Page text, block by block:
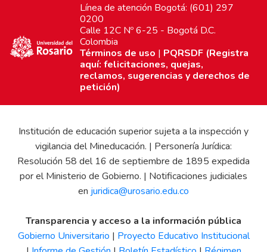
Línea de atención Bogotá: (601) 297
0200
Calle 12C Nº 6-25 - Bogotá D.C.
Colombia
Términos de uso | PQRSDF (Registra
aquí: felicitaciones, quejas,
reclamos, sugerencias y derechos de
petición)
Institución de educación superior sujeta a la inspección y
vigilancia del Mineducación. | Personería Jurídica:
Resolución 58 del 16 de septiembre de 1895 expedida
por el Ministerio de Gobierno. | Notificaciones judiciales
en juridica@urosario.edu.co
Transparencia y acceso a la información pública
Gobierno Universitario | Proyecto Educativo Institucional